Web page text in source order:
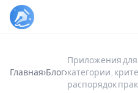
Главная›Блог›
Приложения
категории,
распорядок